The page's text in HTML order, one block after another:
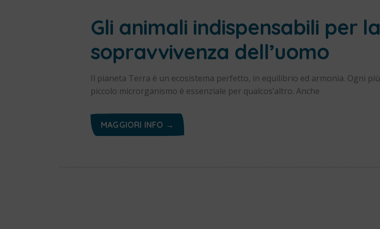
Gli animali indispensabili per la
sopravvivenza dell’uomo
Il pianeta Terra è un ecosistema perfetto, in equilibrio ed armonia. Ogni più
piccolo microrganismo è essenziale per qualcos’altro. Anche
MAGGIORI INFO →